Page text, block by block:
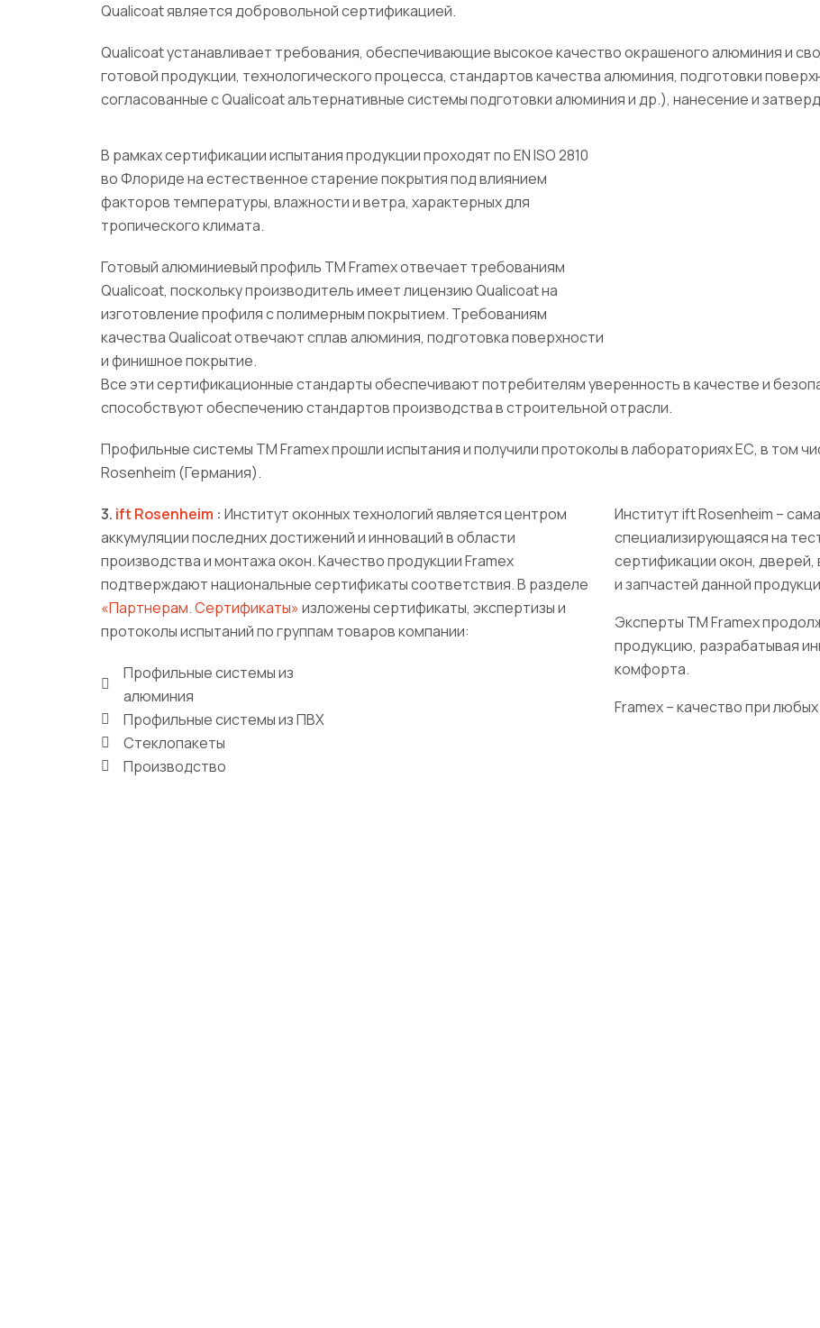
Qualicoat является добровольной сертификацией.
Qualicoat устанавливает требования, обеспечивающие высокое качество окрашеного алюминия и
готовой продукции, технологического процесса, стандартов качества алюминия, подготовки
согласованные с Qualicoat альтернативные системы подготовки алюминия и др.), нанесение и
В рамках сертификации испытания продукции проходят по EN ISO 2810
во Флориде на естественное старение покрытия под влиянием
факторов температуры, влажности и ветра, характерных для
тропического климата.
Готовый алюминиевый профиль ТМ Framex отвечает требованиям
Qualicoat, поскольку производитель имеет лицензию Qualicoat на
изготовление профиля с полимерным покрытием. Требованиям
качества Qualicoat отвечают сплав алюминия, подготовка поверхности
и финишное покрытие.
Все эти сертификационные стандарты обеспечивают потребителям уверенность в качестве и
способствуют обеспечению стандартов производства в строительной отрасли.
Профильные системы ТМ Framex прошли испытания и получили протоколы в лабораториях ЕС, в том
Rosenheim (Германия).
3. ift Rosenheim : Институт оконных технологий является центром
аккумуляции последних достижений и инноваций в области
производства и монтажа окон. Качество продукции Framex
подтверждают национальные сертификаты соответствия. В разделе
«Партнерам. Сертификаты» изложены сертификаты, экспертизы и
протоколы испытаний по группам товаров компании:
Профильные системы из
алюминия
Профильные системы из ПВХ
Стеклопакеты
Производство
Институт ift Rosenheim –
специализирующаяся на
сертификации окон,
и запчастей данной
Эксперты ТМ Framex
продукцию, разрабатывая
комфорта.
Framex – качество при